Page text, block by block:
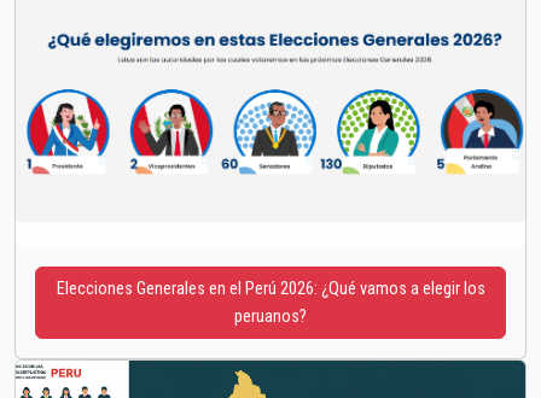
Elecciones Generales en el Perú 2026: ¿Qué vamos a elegir los
peruanos?